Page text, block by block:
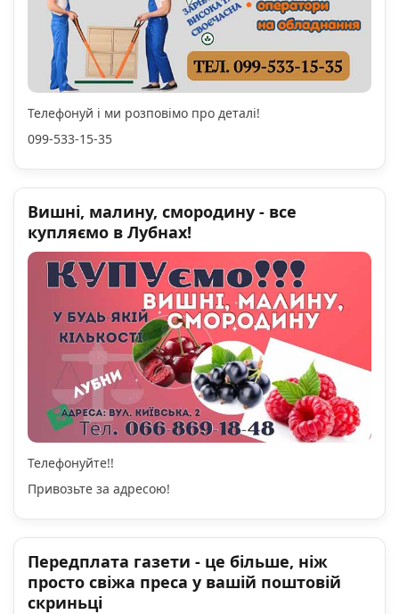
Телефонуй і ми розповімо про деталі!
099-533-15-35
Вишні, малину, смородину - все
купляємо в Лубнах!
Телефонуйте!!
Привозьте за адресою!
Передплата газети - це більше, ніж
просто свіжа преса у вашій поштовій
скриньці